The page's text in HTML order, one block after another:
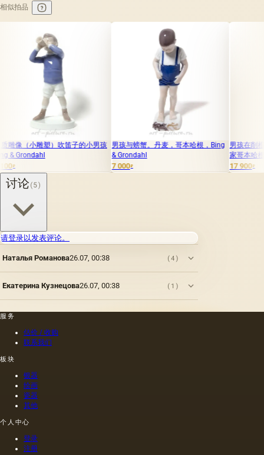
相似拍品
吹笛子的小男孩 男孩与螃蟹。丹麦，哥本哈根，Bing 男孩在削棍子。丹麦，哥
讨论(5)
请登录以发表评论。
Наталья Романова26.07, 00:38 (4)
Екатерина Кузнецова26.07, 00:38 (1)
服务
估价 / 收购
联系我们
板块
银器
绘画
瓷器
其他
个人中心
登录
注册